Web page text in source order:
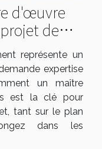
d'œuvre
de
? représente un
expertise
un maître
est la clé pour
tant sur le plan
dans les